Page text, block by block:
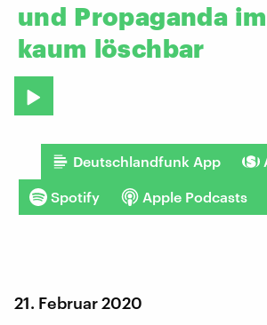
und Propaganda im
kaum löschbar
Deutschlandfunk App
Spotify Apple Podcasts
21. Februar 2020